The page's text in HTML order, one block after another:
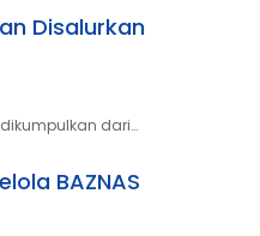
Disalurkan
dari…
BAZNAS